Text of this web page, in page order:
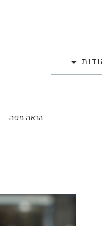
הראה מפה